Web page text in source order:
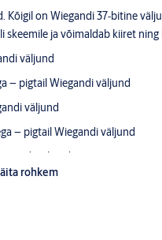
Kõigil on Wiegandi 37‑bitine
ja võimaldab kiiret
väljund
– pigtail Wiegandi väljund
väljund
– pigtail Wiegandi väljund
väljund
– pigtail Wiegandi väljund
rohkem